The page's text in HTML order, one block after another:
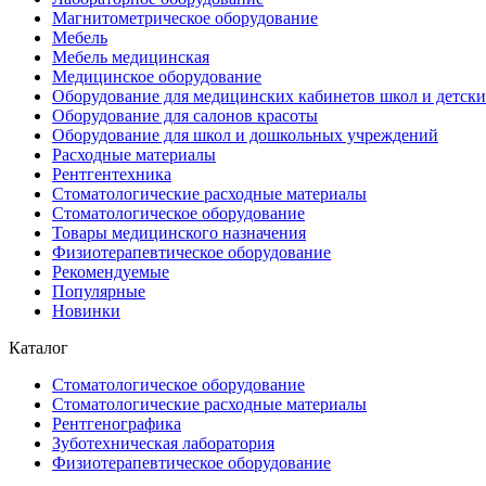
Магнитометрическое оборудование
Мебель
Мебель медицинская
Медицинское оборудование
Оборудование для медицинских кабинетов школ и
Оборудование для салонов красоты
Оборудование для школ и дошкольных учреждений
Расходные материалы
Рентгентехника
Стоматологические расходные материалы
Стоматологическое оборудование
Товары медицинского назначения
Физиотерапевтическое оборудование
Рекомендуемые
Популярные
Новинки
Каталог
Стоматологическое оборудование
Стоматологические расходные материалы
Рентгенографика
Зуботехническая лаборатория
Физиотерапевтическое оборудование